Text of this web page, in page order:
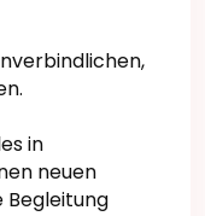
in
neuen